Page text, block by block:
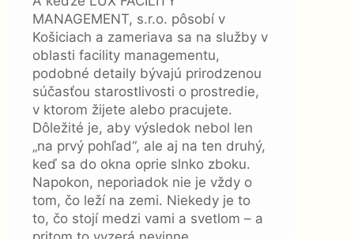
MANAGEMENT, s.r.o. pôsobí v
Košiciach a zameriava sa na služby v
oblasti facility managementu,
podobné detaily bývajú prirodzenou
súčasťou starostlivosti o prostredie,
v ktorom žijete alebo pracujete.
Dôležité je, aby výsledok nebol len
„na prvý pohľad“, ale aj na ten druhý,
keď sa do okna oprie slnko zboku.
Napokon, neporiadok nie je vždy o
tom, čo leží na zemi. Niekedy je to
to, čo stojí medzi vami a svetlom – a